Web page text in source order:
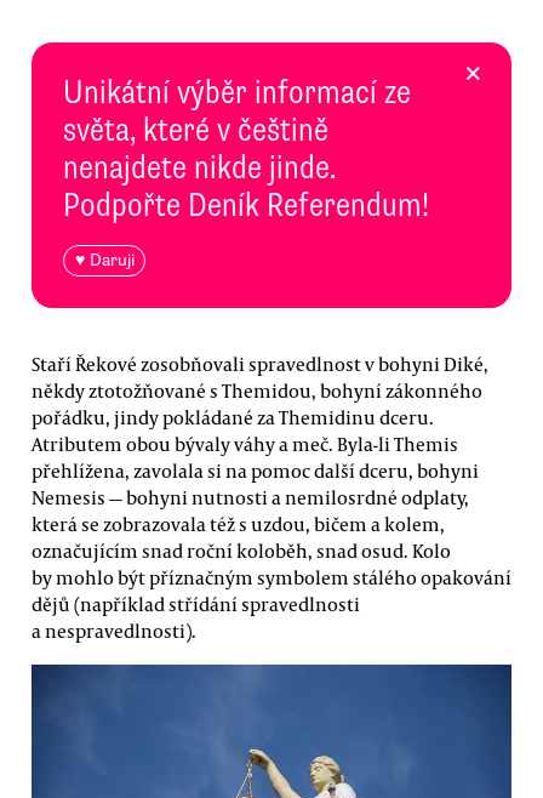
Unikátní výběr informací ze
světa, které v češtině
nenajdete nikde jinde.
Podpořte Deník Referendum!
♥ Daruji
×
Staří Řekové zosobňovali spravedlnost v bohyni Diké,
někdy ztotožňované s Themidou, bohyní zákonného
pořádku, jindy pokládané za Themidinu dceru.
Atributem obou bývaly váhy a meč. Byla-li Themis
přehlížena, zavolala si na pomoc další dceru, bohyni
Nemesis — bohyni nutnosti a nemilosrdné odplaty,
která se zobrazovala též s uzdou, bičem a kolem,
označujícím snad roční koloběh, snad osud. Kolo
by mohlo být příznačným symbolem stálého opakování
dějů (například střídání spravedlnosti
a nespravedlnosti).